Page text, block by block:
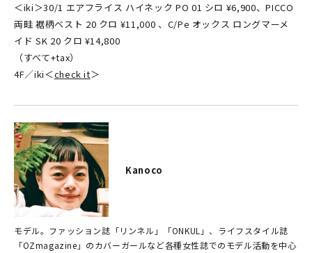
＜iki＞30/1 エアフライス ハイネック PO 01 シロ ¥6,900、PICCO
両畦 裾柄ベスト 20 クロ ¥11,000 、C/Pe オックス ロングマーメ
イド SK 20 クロ ¥14,800
（すべて+tax）
4F／iki＜check it＞
Kanoco
モデル。ファッション誌「リンネル」「ONKUL」、ライフスタイル誌
「OZmagazine」のカバーガールなど各種女性誌でのモデル活動を中心